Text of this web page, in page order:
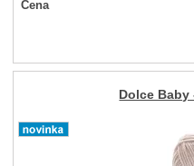
Cena
Dolce Baby